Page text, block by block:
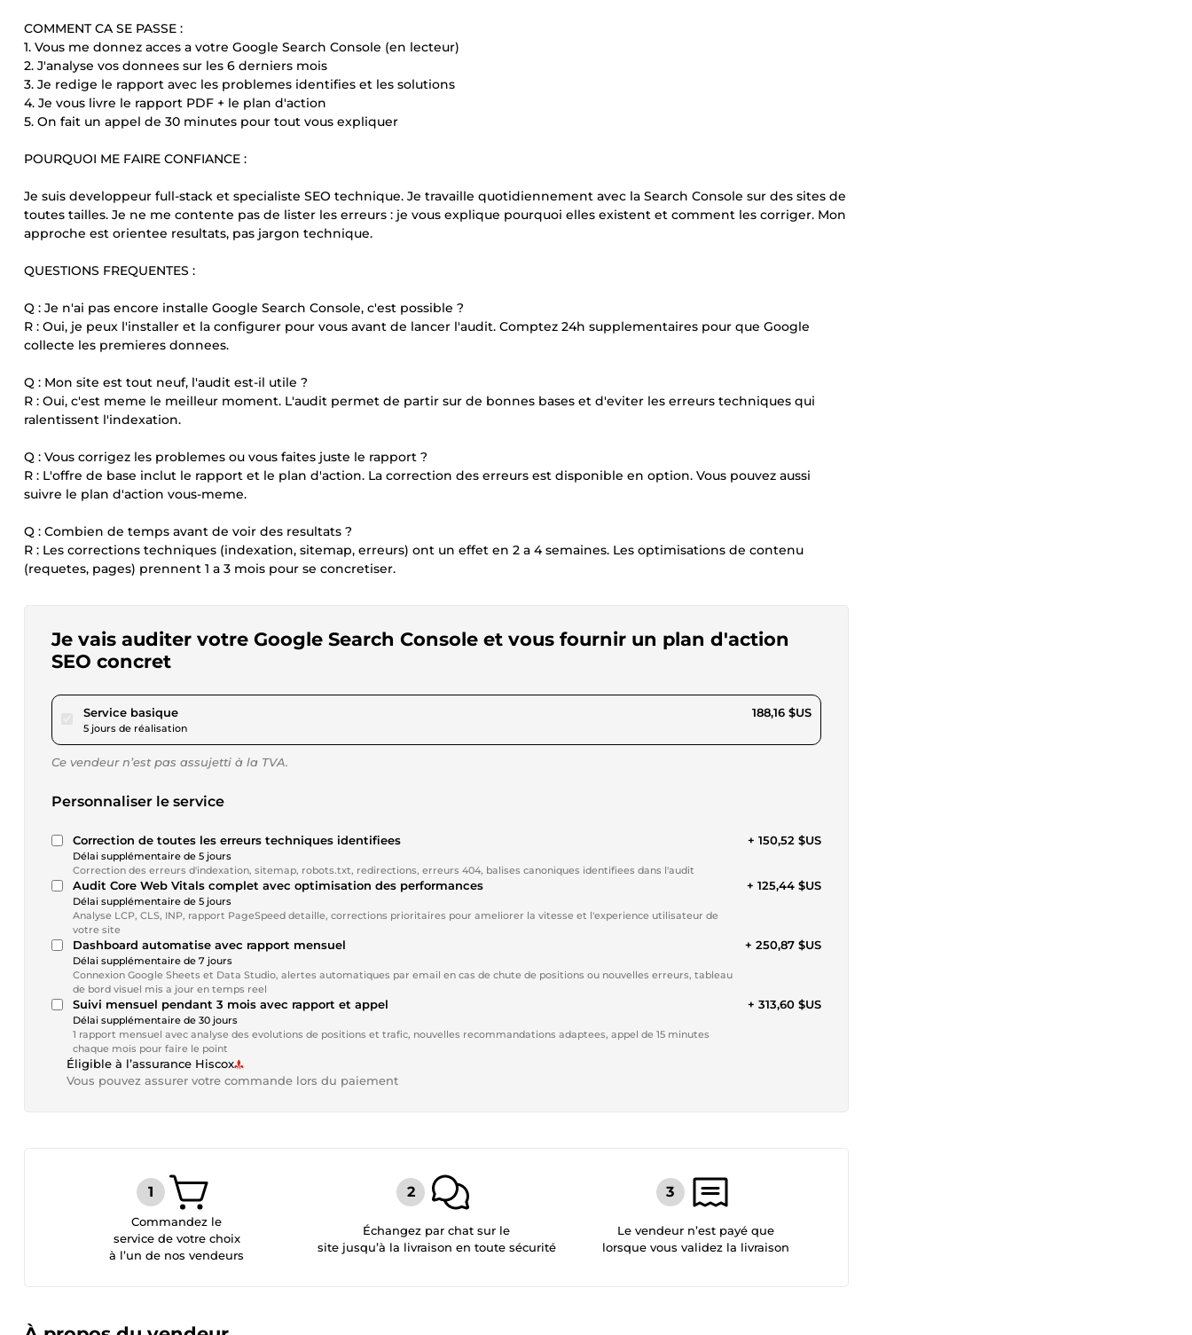
COMMENT CA SE PASSE :
1. Vous me donnez acces a votre Google Search Console (en lecteur)
2. J'analyse vos donnees sur les 6 derniers mois
3. Je redige le rapport avec les problemes identifies et les solutions
4. Je vous livre le rapport PDF + le plan d'action
5. On fait un appel de 30 minutes pour tout vous expliquer
POURQUOI ME FAIRE CONFIANCE :
Je suis developpeur full-stack et specialiste SEO technique. Je travaille quotidiennement avec la Search Console sur des sites de
toutes tailles. Je ne me contente pas de lister les erreurs : je vous explique pourquoi elles existent et comment les corriger. Mon
approche est orientee resultats, pas jargon technique.
QUESTIONS FREQUENTES :
Q : Je n'ai pas encore installe Google Search Console, c'est possible ?
R : Oui, je peux l'installer et la configurer pour vous avant de lancer l'audit. Comptez 24h supplementaires pour que Google
collecte les premieres donnees.
Q : Mon site est tout neuf, l'audit est-il utile ?
R : Oui, c'est meme le meilleur moment. L'audit permet de partir sur de bonnes bases et d'eviter les erreurs techniques qui
ralentissent l'indexation.
Q : Vous corrigez les problemes ou vous faites juste le rapport ?
R : L'offre de base inclut le rapport et le plan d'action. La correction des erreurs est disponible en option. Vous pouvez aussi
suivre le plan d'action vous-meme.
Q : Combien de temps avant de voir des resultats ?
R : Les corrections techniques (indexation, sitemap, erreurs) ont un effet en 2 a 4 semaines. Les optimisations de contenu
(requetes, pages) prennent 1 a 3 mois pour se concretiser.
Je vais auditer votre Google Search Console et vous fournir un plan d'action
SEO concret
Service basiquepour 173,42 $US
5 jours de réalisation
188,16 $US
Ce vendeur n’est pas assujetti à la TVA.
Personnaliser le service
Correction de toutes les erreurs techniques identifiees
Délai supplémentaire de 5 jours
Correction des erreurs d'indexation, sitemap, robots.txt, redirections, erreurs 404, balises canoniques identifiees dans l'audit
+ 150,52 $US
Audit Core Web Vitals complet avec optimisation des performances
Délai supplémentaire de 5 jours
Analyse LCP, CLS, INP, rapport PageSpeed detaille, corrections prioritaires pour ameliorer la vitesse et l'experience utilisateur de
votre site
+ 125,44 $US
Dashboard automatise avec rapport mensuel
Délai supplémentaire de 7 jours
Connexion Google Sheets et Data Studio, alertes automatiques par email en cas de chute de positions ou nouvelles erreurs, tableau
de bord visuel mis a jour en temps reel
+ 250,87 $US
Suivi mensuel pendant 3 mois avec rapport et appel
Délai supplémentaire de 30 jours
1 rapport mensuel avec analyse des evolutions de positions et trafic, nouvelles recommandations adaptees, appel de 15 minutes
chaque mois pour faire le point
+ 313,60 $US
Éligible à l’assurance Hiscox
Vous pouvez assurer votre commande lors du paiement
Commandez le
service de votre choix
à l’un de nos vendeurs
Échangez par chat sur le
site jusqu’à la livraison en toute sécurité
Le vendeur n’est payé que
lorsque vous validez la livraison